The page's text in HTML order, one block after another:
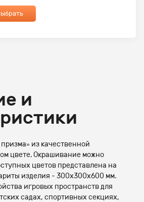
и
из качественной
цвете. Окрашивание можно
цветов представлена на
изделия - 300х300х600 мм.
игровых пространств для
садах, спортивных секциях,